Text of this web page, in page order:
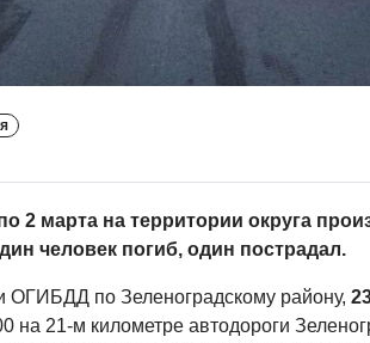
2 марта на территории округа
человек погиб, один пострадал.
по Зеленоградскому району,
на 21-м километре автодороги